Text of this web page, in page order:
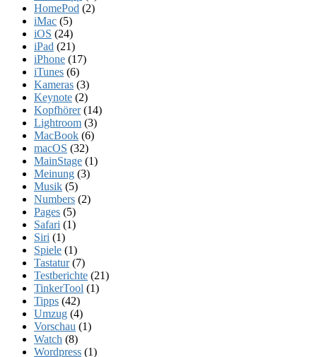
HomePod (2)
iMac (5)
iOS (24)
iPad (21)
iPhone (17)
iTunes (6)
Kameras (3)
Keynote (2)
Kopfhörer(14)
Lightroom (3)
MacBook (6)
macOS (32)
MainStage (1)
Meinung (3)
Musik (5)
Numbers (2)
Pages (5)
Safari (1)
Siri (1)
Spiele (1)
Tastatur(7)
Testberichte (21)
TinkerTool (1)
Tipps (42)
Umzug (4)
Vorschau (1)
Watch (8)
Wordpress (1)